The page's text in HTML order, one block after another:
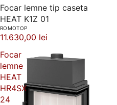
Focar lemne tip caseta
HEAT K1Z 01
ROMOTOP
11.630,00 lei
Focar
lemne
HEAT
HR4SX
24